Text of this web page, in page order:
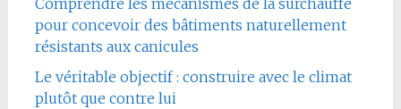
pour concevoir des bâtiments naturellement
résistants aux canicules
Le véritable objectif : construire avec le climat
plutôt que contre lui